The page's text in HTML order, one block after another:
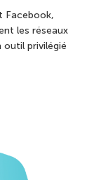
Facebook,
les réseaux
outil privilégié